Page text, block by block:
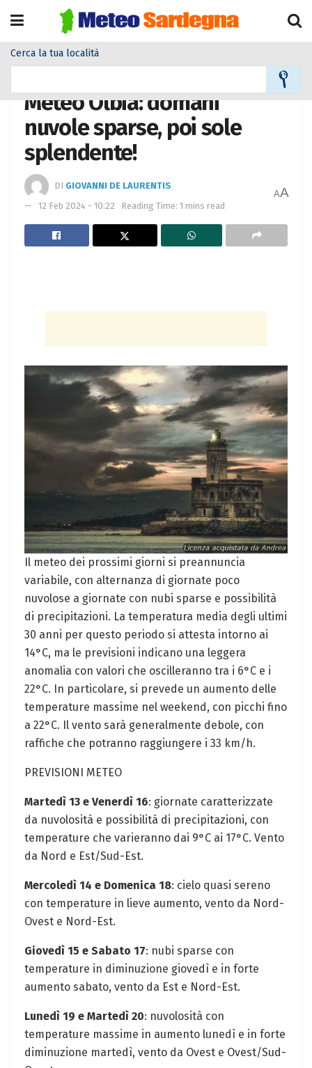
Cerca la tua località
Meteo Olbia: domani
nuvole sparse, poi sole
splendente!
DI GIOVANNI DE LAURENTIS
12 Feb 2024 - 10:22
Reading Time: 1 mins read
AA
Il meteo dei prossimi giorni si preannuncia
variabile, con alternanza di giornate poco
nuvolose a giornate con nubi sparse e possibilità
di precipitazioni. La temperatura media degli ultimi
30 anni per questo periodo si attesta intorno ai
14°C, ma le previsioni indicano una leggera
anomalia con valori che oscilleranno tra i 6°C e i
22°C. In particolare, si prevede un aumento delle
temperature massime nel weekend, con picchi fino
a 22°C. Il vento sarà generalmente debole, con
raffiche che potranno raggiungere i 33 km/h.
PREVISIONI METEO
Martedì 13 e Venerdì 16: giornate caratterizzate
da nuvolosità e possibilità di precipitazioni, con
temperature che varieranno dai 9°C ai 17°C. Vento
da Nord e Est/Sud-Est.
Mercoledì 14 e Domenica 18: cielo quasi sereno
con temperature in lieve aumento, vento da Nord-
Ovest e Nord-Est.
Giovedì 15 e Sabato 17: nubi sparse con
temperature in diminuzione giovedì e in forte
aumento sabato, vento da Est e Nord-Est.
Lunedì 19 e Martedì 20: nuvolosità con
temperature massime in aumento lunedì e in forte
diminuzione martedì, vento da Ovest e Ovest/Sud-